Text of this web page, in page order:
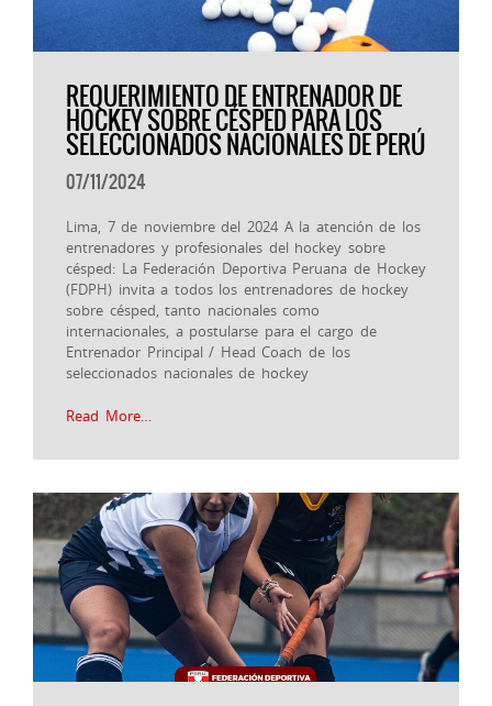
REQUERIMIENTO DE ENTRENADOR DE
HOCKEY SOBRE CÉSPED PARA LOS
SELECCIONADOS NACIONALES DE PERÚ
07/11/2024
Lima, 7 de noviembre del 2024 A la atención de los
entrenadores y profesionales del hockey sobre
césped: La Federación Deportiva Peruana de Hockey
(FDPH) invita a todos los entrenadores de hockey
sobre césped, tanto nacionales como
internacionales, a postularse para el cargo de
Entrenador Principal / Head Coach de los
seleccionados nacionales de hockey
Read More…